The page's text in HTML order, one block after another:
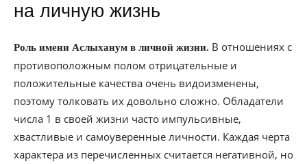
на личную жизнь
Роль имени Аслыханум в личной жизни. В отношениях с
противоположным полом отрицательные и
положительные качества очень видоизменены,
поэтому толковать их довольно сложно. Обладатели
числа 1 в своей жизни часто импульсивные,
хвастливые и самоуверенные личности. Каждая черта
характера из перечисленных считается негативной, но